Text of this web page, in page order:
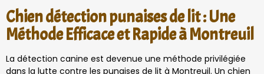
Chien détection punaises de lit : Une
Méthode Efficace et Rapide à Montreuil
La détection canine est devenue une méthode privilégiée
dans la lutte contre les punaises de lit à Montreuil. Un chien